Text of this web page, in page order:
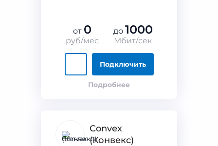
от 0
руб/мес
до 1000
Мбит/сек
Подключить
Подробнее
Convex
(Конвекс)